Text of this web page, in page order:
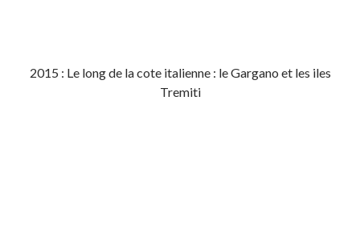
2015 : Le long de la cote italienne : le Gargano et les iles
Tremiti